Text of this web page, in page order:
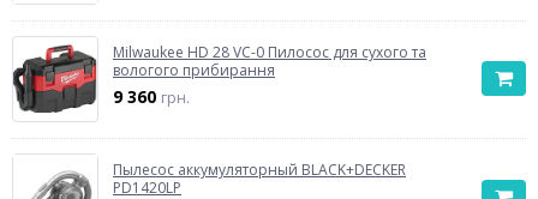
Milwaukee HD 28 VC-0 Пилосос для сухого та
вологого прибирання
9 360 грн.
Пылесос аккумуляторный BLACK+DECKER
PD1420LP